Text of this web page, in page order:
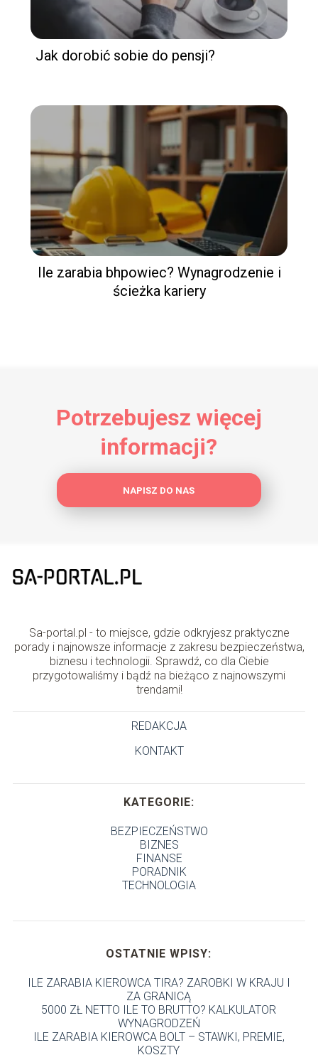
Jak dorobić sobie do pensji?
Ile zarabia bhpowiec? Wynagrodzenie i
ścieżka kariery
Potrzebujesz więcej
informacji?
NAPISZ DO NAS
Sa-portal.pl - to miejsce, gdzie odkryjesz praktyczne
porady i najnowsze informacje z zakresu bezpieczeństwa,
biznesu i technologii. Sprawdź, co dla Ciebie
przygotowaliśmy i bądź na bieżąco z najnowszymi
trendami!
REDAKCJA
KONTAKT
KATEGORIE:
BEZPIECZEŃSTWO
BIZNES
FINANSE
PORADNIK
TECHNOLOGIA
OSTATNIE WPISY:
ILE ZARABIA KIEROWCA TIRA? ZAROBKI W KRAJU I
ZA GRANICĄ
5000 ZŁ NETTO ILE TO BRUTTO? KALKULATOR
WYNAGRODZEŃ
ILE ZARABIA KIEROWCA BOLT – STAWKI, PREMIE,
KOSZTY